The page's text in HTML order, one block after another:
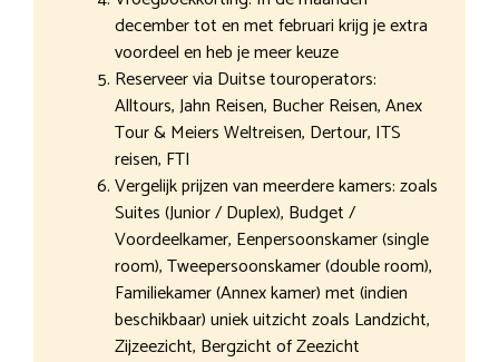
december tot en met februari krijg je extra
voordeel en heb je meer keuze
Reserveer via Duitse touroperators:
Alltours, Jahn Reisen, Bucher Reisen, Anex
Tour & Meiers Weltreisen, Dertour, ITS
reisen, FTI
Vergelijk prijzen van meerdere kamers: zoals
Suites (Junior / Duplex), Budget /
Voordeelkamer, Eenpersoonskamer (single
room), Tweepersoonskamer (double room),
Familiekamer (Annex kamer) met (indien
beschikbaar) uniek uitzicht zoals Landzicht,
Zijzeezicht, Bergzicht of Zeezicht